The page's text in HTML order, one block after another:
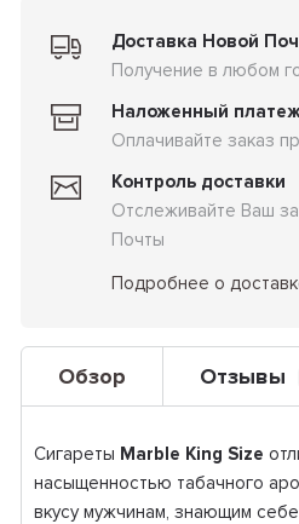
Доставка Новой
Получение в любом
Наложенный
Оплачивайте заказ
Контроль доставки
Отслеживайте Ваш
Почты
Подробнее о
Обзор Отзывы
Сигареты Marble King Size
насыщенностью табачного
вкусу мужчинам, знающим себе